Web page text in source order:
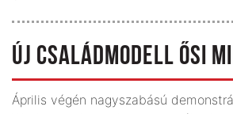
ÚJ CSALÁDMODELL ŐSI
Április végén nagyszabású